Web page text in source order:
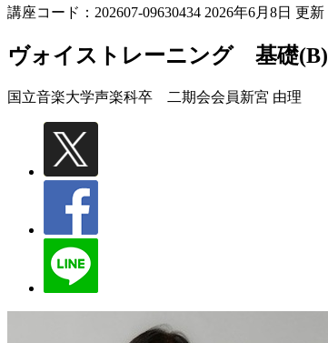
講座コード：202607-09630434 2026年6月8日 更新
ヴォイストレーニング 基礎(B)
国立音楽大学声楽科卒 二期会会員新宮 由理